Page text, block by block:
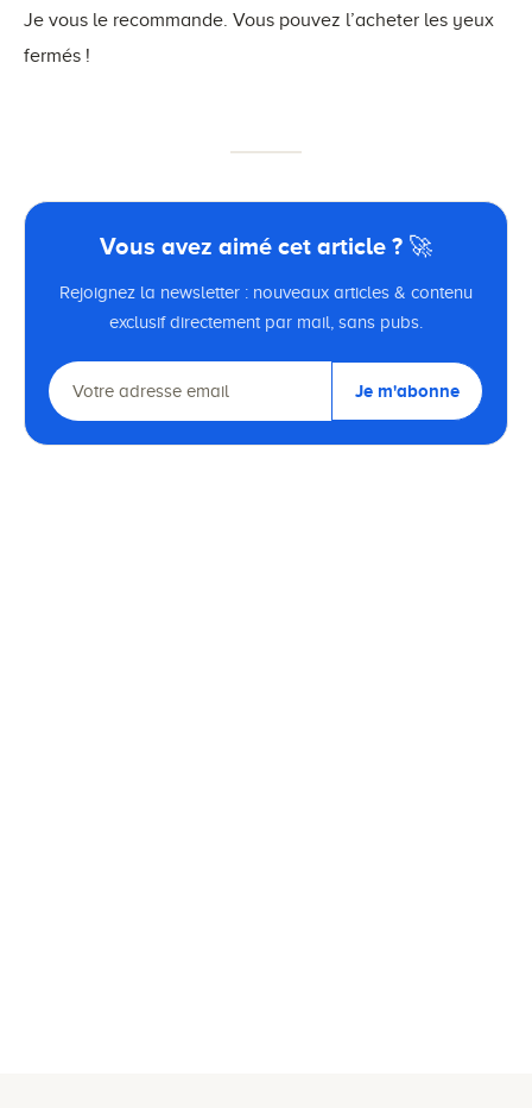
Je vous le recommande. Vous pouvez l’acheter les yeux
fermés !
Vous avez aimé cet article ? 🚀
Rejoignez la newsletter : nouveaux articles & contenu
exclusif directement par mail, sans pubs.
Je m'abonne